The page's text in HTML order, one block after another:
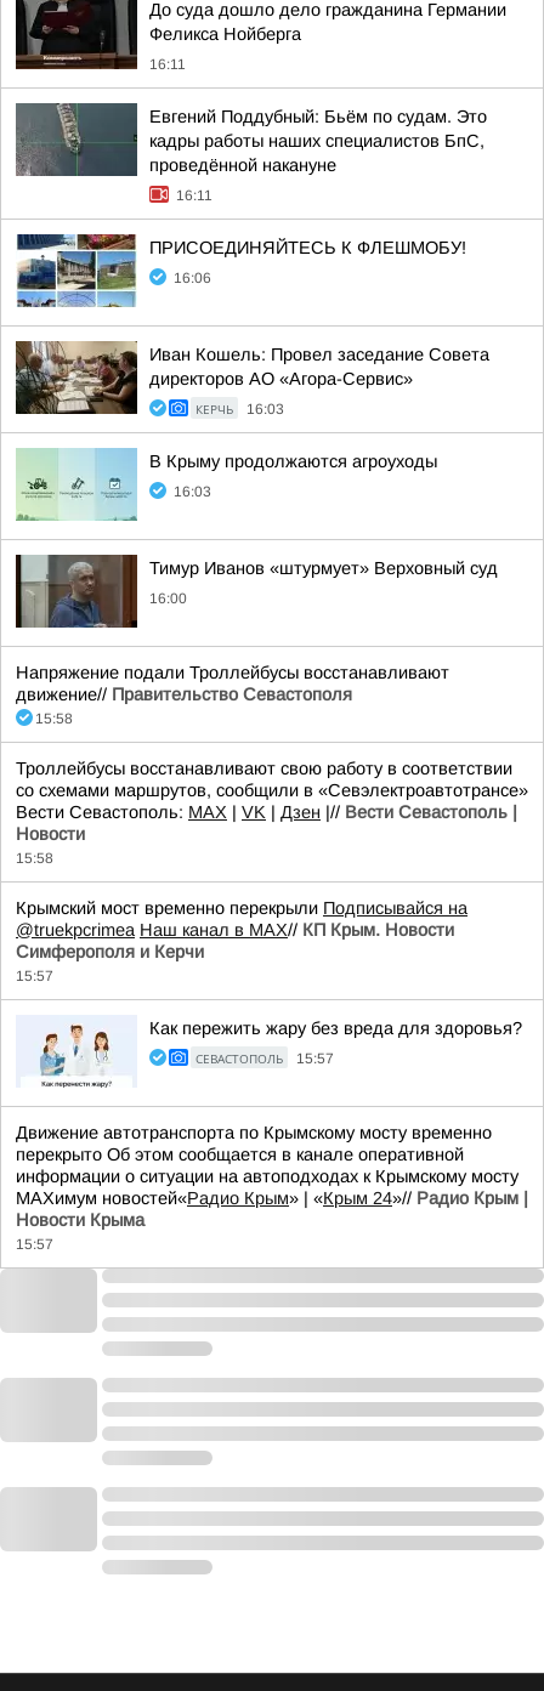
До суда дошло дело гражданина Германии
Феликса Нойберга
16:11
Евгений Поддубный: Бьём по судам. Это
кадры работы наших специалистов БпС,
проведённой накануне
16:11
ПРИСОЕДИНЯЙТЕСЬ К ФЛЕШМОБУ!
16:06
Иван Кошель: Провел заседание Совета
директоров АО «Агора-Сервис»
КЕРЧЬ 16:03
В Крыму продолжаются агроуходы
16:03
Тимур Иванов «штурмует» Верховный суд
16:00
Напряжение подали Троллейбусы восстанавливают
движение// Правительство Севастополя
15:58
Троллейбусы восстанавливают свою работу в соответствии
со схемами маршрутов, сообщили в «Севэлектроавтотрансе»
Вести Севастополь: MAX | VK | Дзен |// Вести Севастополь |
Новости
15:58
Крымский мост временно перекрыли Подписывайся на
@truekpcrimea Наш канал в MAX// КП Крым. Новости
Симферополя и Керчи
15:57
Как пережить жару без вреда для здоровья?
СЕВАСТОПОЛЬ 15:57
Движение автотранспорта по Крымскому мосту временно
перекрыто Об этом сообщается в канале оперативной
информации о ситуации на автоподходах к Крымскому мосту
MAXимум новостей«Радио Крым» | «Крым 24»// Радио Крым |
Новости Крыма
15:57